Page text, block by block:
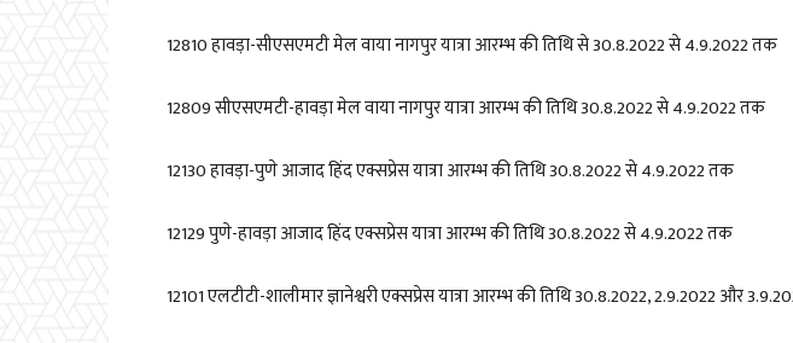
12810हावड़ा-सीएसएमटी मेल वाया नागपुर यात्रा आरम्भ की तिथि से30.8.2022से4.9.2022तक
12809सीएसएमटी-हावड़ा मेल वाया नागपुर यात्रा आरम्भ की तिथि30.8.2022से4.9.2022तक
12130हावड़ा-पुणे आजाद हिंद एक्सप्रेस यात्रा आरम्भ की तिथि30.8.2022से4.9.2022तक
12129पुणे-हावड़ा आजाद हिंद एक्सप्रेस यात्रा आरम्भ की तिथि30.8.2022से4.9.2022तक
12101एलटीटी-शालीमार ज्ञानेश्वरी एक्सप्रेस यात्रा आरम्भ की तिथि30.8.2022, 2.9.2022 और